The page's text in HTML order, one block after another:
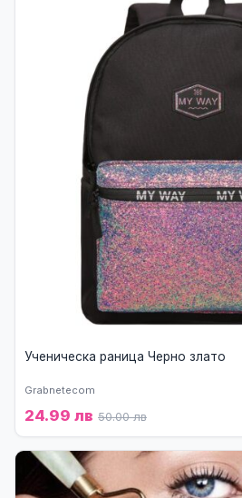
Ученическа раница Черно злато
Grabnetecom
24.99 лв 50.00 лв